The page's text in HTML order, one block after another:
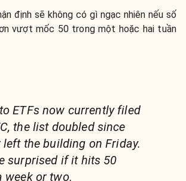
định sẽ không có gì ngạc nhiên nếu số
vượt mốc 50 trong một hoặc hai tuần
ETFs now currently filed
the list doubled since
left the building on Friday.
surprised if it hits 50
week or two.